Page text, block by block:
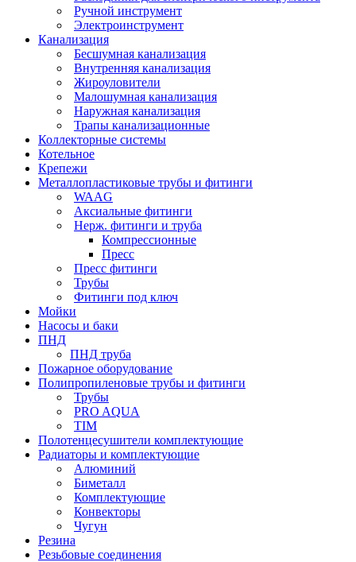
Ручной инструмент
Электроинструмент
Канализация
Бесшумная канализация
Внутренняя канализация
Жироуловители
Малошумная канализация
Наружная канализация
Трапы канализационные
Коллекторные системы
Котельное
Крепежи
Металлопластиковые трубы и фитинги
WAAG
Аксиальные фитинги
Нерж. фитинги и труба
Компрессионные
Пресс
Пресс фитинги
Трубы
Фитинги под ключ
Мойки
Насосы и баки
ПНД
ПНД труба
Пожарное оборудование
Полипропиленовые трубы и фитинги
Трубы
PRO AQUA
TIM
Полотенцесушители комплектующие
Радиаторы и комплектующие
Алюминий
Биметалл
Комплектующие
Конвекторы
Чугун
Резина
Резьбовые соединения